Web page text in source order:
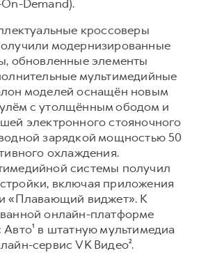
Demand).
кроссоверы
модернизированные
обновленные элементы
мультимедийные
моделей оснащён новым
с утолщённым ободом и
электронного стояночного
зарядкой мощностью 50
охлаждения.
системы получил
включая приложения
«Плавающий виджет». К
онлайн-платформе
в штатную мультимедиа
сервис VK Видео².